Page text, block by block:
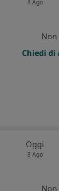
8 Ago
Chiedi
Oggi
8 Ago